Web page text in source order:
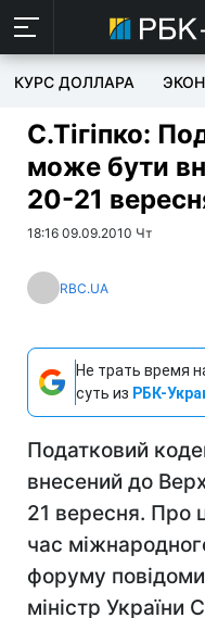
КУРС ДОЛЛАРА
С.Тігіпко:
може бути
20-21
18:16 09.09.2010 Чт
RBC.UA
Не трать время
суть из РБК-
Податковий
внесений до
21 вересня. Про
час
форуму
міністр України